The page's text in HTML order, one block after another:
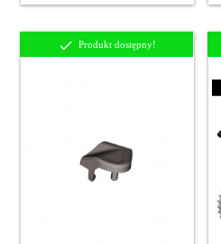
Produkt dostępny!